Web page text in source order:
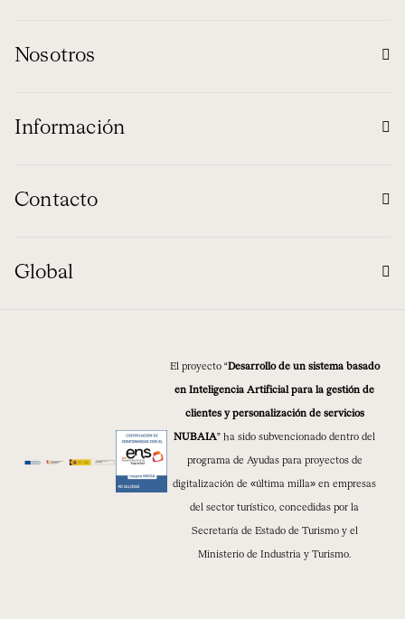
Nosotros
Información
Contacto
Global
El proyecto “Desarrollo de un sistema basado
en Inteligencia Artificial para la gestión de
clientes y personalización de servicios
NUBAIA” ha sido subvencionado dentro del
programa de Ayudas para proyectos de
digitalización de «última milla» en empresas
del sector turístico, concedidas por la
Secretaría de Estado de Turismo y el
Ministerio de Industria y Turismo.